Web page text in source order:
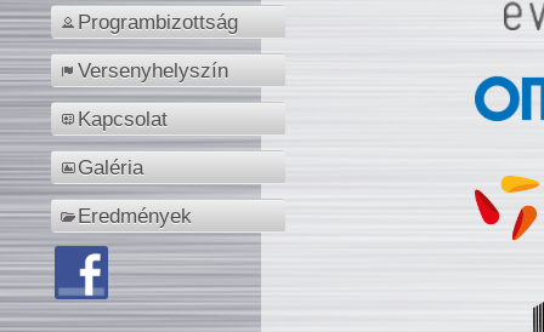
Programbizottság
Versenyhelyszín
Kapcsolat
Galéria
Eredmények